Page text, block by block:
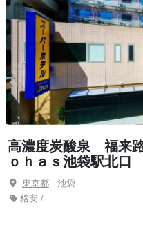
高濃度炭酸泉 福来
ｏｈａｓ池袋駅北口
東京都- 池袋
格安 /